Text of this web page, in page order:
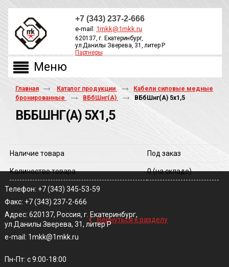
+7 (343) 237-2-666
e-mail: 1mkk@1mkk.ru
620137, г. Екатеринбург,
ул.Данилы Зверева, 31, литер Р
Партнеры
Главная Каталог продукции
Кабели силовые медные
бронированные
ВБбШнг(А) ВБбШнг(A) 5х1,5
ВББШНГ(A) 5Х1,5
Наличие товара Под заказ
Количество товара 0(на складе)
‹ Вернуться к разделу
Телефон: +7 (343) 345-53-59
Факс: +7 (343) 237-2-666
Адрес: 620137, Россия, г. Екатеринбург,
ул.Данилы Зверева, 31, литер Р
e-mail: 1mkk@1mkk.ru
Пн-Пт: с 9:00-18:00